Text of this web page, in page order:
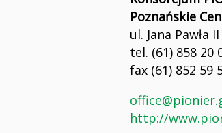
Poznańskie
ul. Jana Pawła
tel. (61) 858 20
fax (61) 852 59
http://